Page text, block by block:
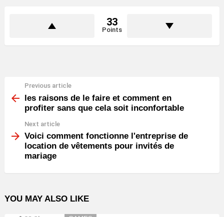
33
Points
more
Previous article
les raisons de le faire et comment en
profiter sans que cela soit inconfortable
Next article
Voici comment fonctionne l'entreprise de
location de vêtements pour invités de
mariage
YOU MAY ALSO LIKE